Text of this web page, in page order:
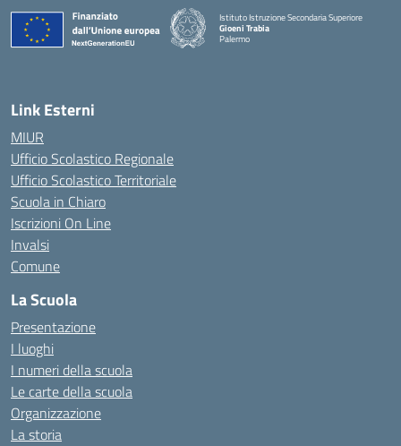
Istituto Istruzione Secondaria Superiore
Gioeni Trabia
Palermo
Link Esterni
MIUR
Ufficio Scolastico Regionale
Ufficio Scolastico Territoriale
Scuola in Chiaro
Iscrizioni On Line
Invalsi
Comune
La Scuola
Presentazione
I luoghi
I numeri della scuola
Le carte della scuola
Organizzazione
La storia